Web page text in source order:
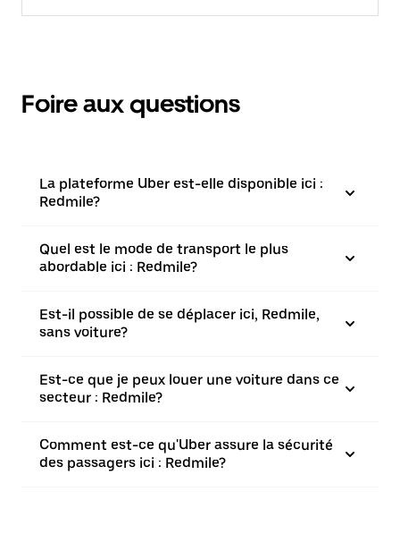
Foire aux questions
La plateforme Uber est-elle disponible ici :
Redmile?
Quel est le mode de transport le plus
abordable ici : Redmile?
Est-il possible de se déplacer ici, Redmile,
sans voiture?
Est-ce que je peux louer une voiture dans ce
secteur : Redmile?
Comment est-ce qu'Uber assure la sécurité
des passagers ici : Redmile?